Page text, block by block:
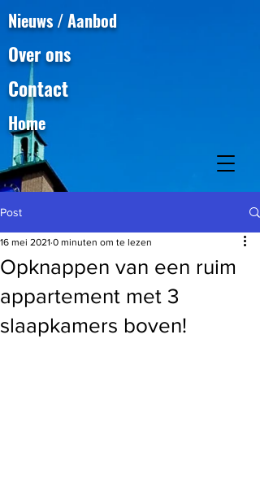
Nieuws / Aanbod
Over ons
Contact
Home
Post
Opknappen van een ruim
appartement met 3
slaapkamers boven!
16 mei 2021 0 minuten om te lezen